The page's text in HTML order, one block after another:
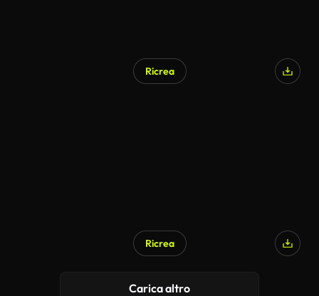
Ricrea
Ricrea
Carica altro